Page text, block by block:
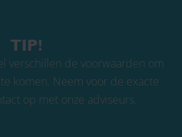
TIP!
verschillen de voorwaarden om
komen. Neem voor de exacte
op met onze adviseurs.